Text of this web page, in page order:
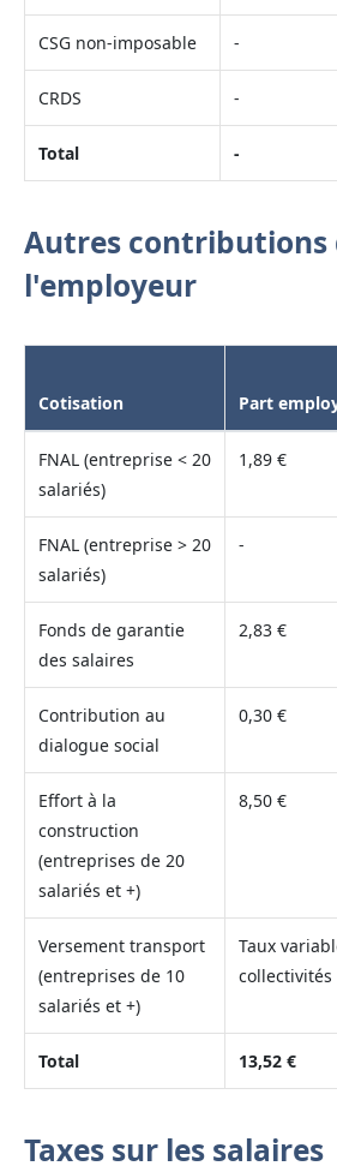
CSG non-imposable -
CRDS -
Total -
Autres contributions
l'employeur
Cotisation Part
FNAL (entreprise < 20
salariés)
1,89 €
FNAL (entreprise > 20
salariés)
-
Fonds de garantie
des salaires
2,83 €
Contribution au
dialogue social
0,30 €
Effort à la
construction
(entreprises de 20
salariés et +)
8,50 €
Versement transport
(entreprises de 10
salariés et +)
Taux
collectivités
Total 13,52 €
Taxes sur les salaires